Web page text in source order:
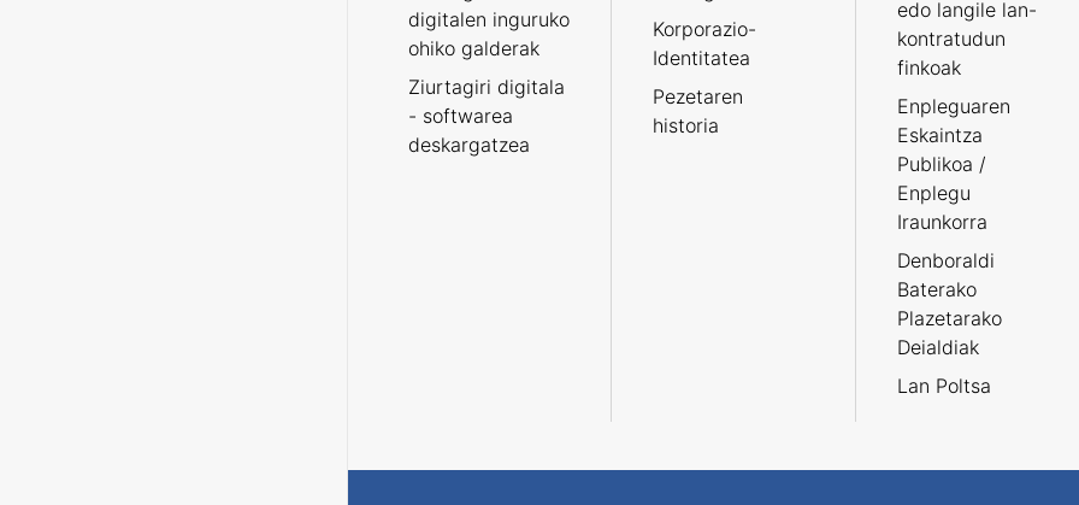
digitalen inguruko
ohiko galderak
Ziurtagiri digitala
- softwarea
deskargatzea
Korporazio-
Identitatea
Pezetaren
historia
edo langile lan-
kontratudun
finkoak
Enpleguaren
Eskaintza
Publikoa /
Enplegu
Iraunkorra
Denboraldi
Baterako
Plazetarako
Deialdiak
Lan Poltsa